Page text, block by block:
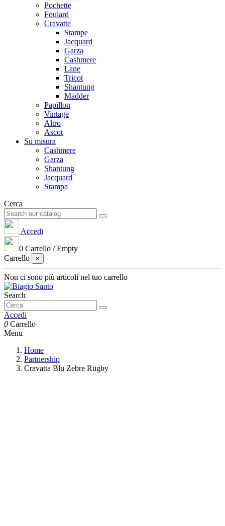
Pochette
Foulard
Cravatte
Stampe
Jacquard
Garza
Cashmere
Lane
Tricot
Shantung
Madder
Papillon
Vintage
Altro
Ascot
Su misura
Cashmere
Garza
Shantung
Jacquard
Stampa
Cerca
Accedi
0 Carrello /Empty
Carrello
×
Non ci sono più articoli nel tuo carrello
Search
Accedi
0 Carrello
Menu
Home
Partnership
Cravatta Blu Zebre Rugby